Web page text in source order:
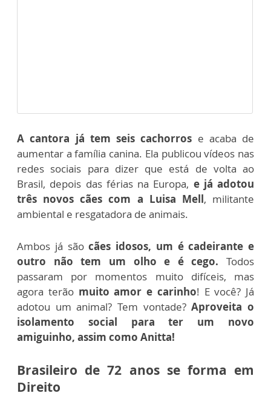
A cantora já tem seis cachorros e acaba de
aumentar a família canina. Ela publicou vídeos nas
redes sociais para dizer que está de volta ao
Brasil, depois das férias na Europa, e já adotou
três novos cães com a Luisa Mell, militante
ambiental e resgatadora de animais.
Ambos já sãocães idosos, um é cadeirante e
outro não tem um olho e é cego. Todos
passaram por momentos muito difíceis, mas
agora terãomuito amor e carinho! E você? Já
adotou um animal? Tem vontade?Aproveita o
isolamento social para ter um novo
amiguinho, assim como Anitta!
Brasileiro de 72 anos se forma em
Direito